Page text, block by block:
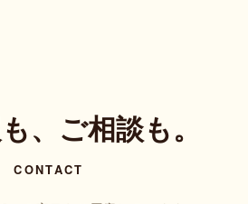
、ご相談も。
CONTACT